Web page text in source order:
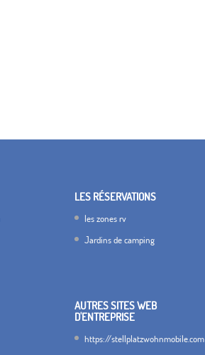
LES RÉSERVATIONS
les zones rv
Jardins de camping
AUTRES SITES WEB
D'ENTREPRISE
https://stellplatzwohnmobile.com